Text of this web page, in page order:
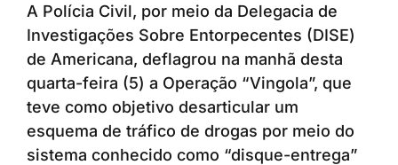
A Polícia Civil, por meio da Delegacia de
Investigações Sobre Entorpecentes (DISE)
de Americana, deflagrou na manhã desta
quarta-feira (5) a Operação “Vingola”, que
teve como objetivo desarticular um
esquema de tráfico de drogas por meio do
sistema conhecido como “disque-entrega”